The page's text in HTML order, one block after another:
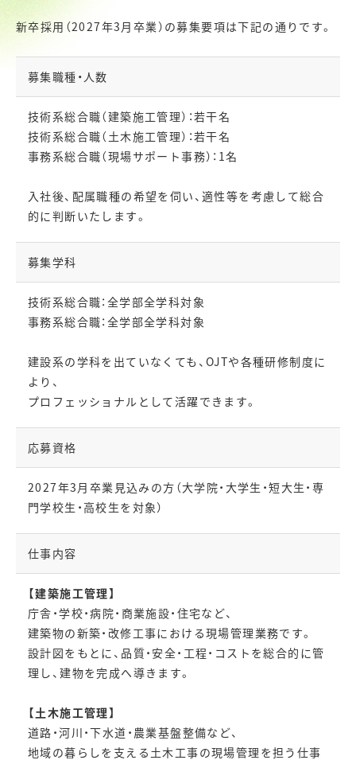
新卒採用（2027年3月卒業）の募集要項は下記の通りです。
募集職種・人数
技術系総合職（建築施工管理）：若干名
技術系総合職（土木施工管理）：若干名
事務系総合職（現場サポート事務）：1名
入社後、配属職種の希望を伺い、適性等を考慮して総合
的に判断いたします。
募集学科
技術系総合職：全学部全学科対象
事務系総合職：全学部全学科対象
建設系の学科を出ていなくても、OJTや各種研修制度に
より、
プロフェッショナルとして活躍できます。
応募資格
2027年3月卒業見込みの方（大学院・大学生・短大生・専
門学校生・高校生を対象）
仕事内容
【建築施工管理】
庁舎・学校・病院・商業施設・住宅など、
建築物の新築・改修工事における現場管理業務です。
設計図をもとに、品質・安全・工程・コストを総合的に管
理し、建物を完成へ導きます。
【土木施工管理】
道路・河川・下水道・農業基盤整備など、
地域の暮らしを支える土木工事の現場管理を担う仕事